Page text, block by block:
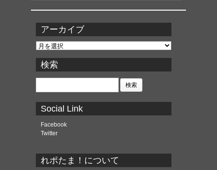
アーカイブ
ア
カ
イ
ブ
検索
検
Social Link
Facebook
Twitter
れポたま！について